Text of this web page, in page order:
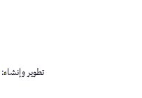
تطوير وإنشاء: